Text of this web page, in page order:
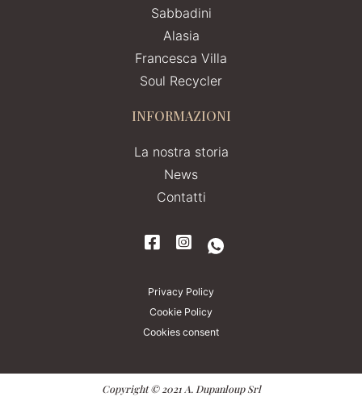
Sabbadini
Alasia
Francesca Villa
Soul Recycler
INFORMAZIONI
La nostra storia
News
Contatti
Privacy Policy
Cookie Policy
Cookies consent
Copyright © 2021 A. Dupanloup Srl